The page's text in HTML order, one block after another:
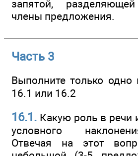
запятой,
члены предложения.
Часть 3
Выполните только
16.1 или 16.2
16.1. Какую роль в
условного
Отвечая на этот